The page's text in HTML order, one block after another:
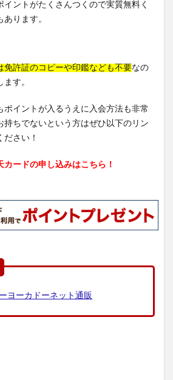
ントがたくさんつくので実質無料く
ります。
免許証のコピーや印鑑なども不要なの
す。
ポイントが入るうえに入会方法も非常
持ちでないという方はぜひ以下のリン
さい！
ードの申し込みはこちら！
ヨーカドーネット通販